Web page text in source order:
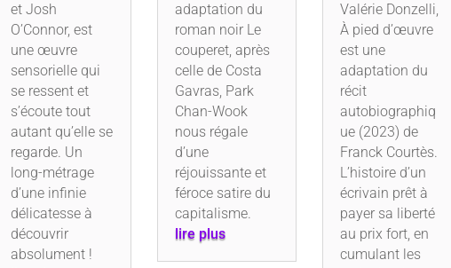
et Josh
O’Connor, est
une œuvre
sensorielle qui
se ressent et
s’écoute tout
autant qu’elle se
regarde. Un
long-métrage
d’une infinie
délicatesse à
découvrir
absolument !
adaptation du
roman noir Le
couperet, après
celle de Costa
Gavras, Park
Chan-Wook
nous régale
d’une
réjouissante et
féroce satire du
capitalisme.
lire plus
Valérie Donzelli,
À pied d’œuvre
est une
adaptation du
récit
autobiographiq
ue (2023) de
Franck Courtès.
L’histoire d’un
écrivain prêt à
payer sa liberté
au prix fort, en
cumulant les